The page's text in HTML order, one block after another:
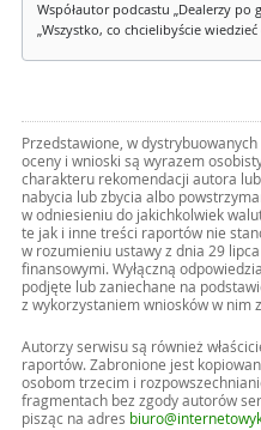
Współautor podcastu „Dealerzy
„Wszystko, co chcielibyście
Przedstawione, w
oceny i wnioski są wyrazem
charakteru rekomendacji autora
nabycia lub zbycia albo
w odniesieniu do jakichkolwiek
te jak i inne treści raportów nie
w rozumieniu ustawy z dnia 29
finansowymi. Wyłączną
podjęte lub zaniechane na
z wykorzystaniem wniosków w nim
Autorzy serwisu są również
raportów. Zabronione jest
osobom trzecim i
fragmentach bez zgody autorów
pisząc na adres